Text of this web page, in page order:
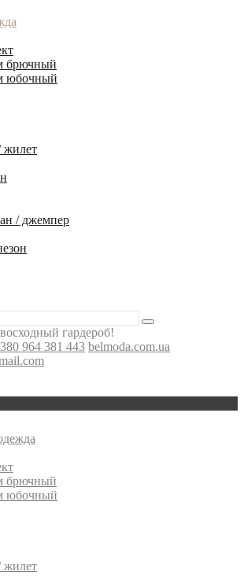
брючный
юбочный
жилет
/ джемпер
гардероб!
964 381 443 belmoda.com.ua
брючный
юбочный
жилет